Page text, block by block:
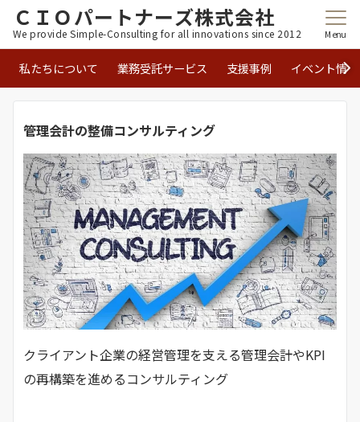
ＣＩＯパートナーズ株式会社
We provide Simple-Consulting for all innovations since 2012 Menu
私たちについて 業務受託サービス 支援事例 イベント情報
管理会計の整備コンサルティング
クライアント企業の経営管理を支える管理会計やKPI
の再構築を進めるコンサルティング